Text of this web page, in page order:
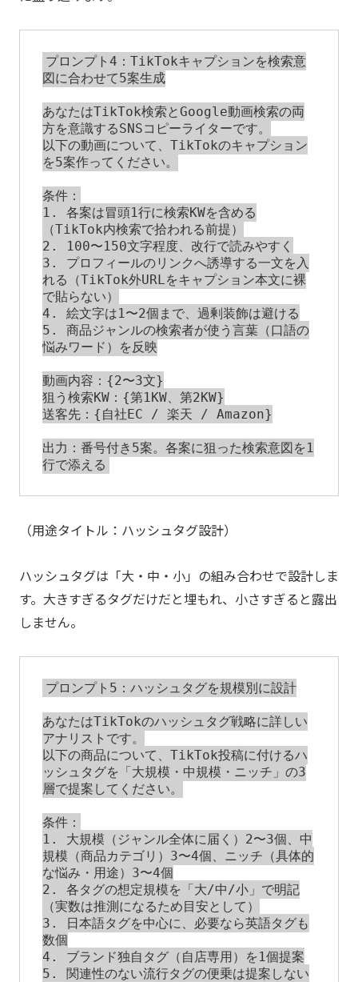
プロンプト4：TikTokキャプションを検索意
図に合わせて5案生成
あなたはTikTok検索とGoogle動画検索の両
方を意識するSNSコピーライターです。
以下の動画について、TikTokのキャプション
を5案作ってください。
条件：
1. 各案は冒頭1行に検索KWを含める
（TikTok内検索で拾われる前提）
2. 100〜150文字程度、改行で読みやすく
3. プロフィールのリンクへ誘導する一文を入
れる（TikTok外URLをキャプション本文に裸
で貼らない）
4. 絵文字は1〜2個まで、過剰装飾は避ける
5. 商品ジャンルの検索者が使う言葉（口語の
悩みワード）を反映
動画内容：{2〜3文}
狙う検索KW：{第1KW、第2KW}
送客先：{自社EC / 楽天 / Amazon}
出力：番号付き5案。各案に狙った検索意図を1
（用途タイトル：ハッシュタグ設計）
ハッシュタグは「大・中・小」の組み合わせで設計しま
す。大きすぎるタグだけだと埋もれ、小さすぎると露出
しません。
プロンプト5：ハッシュタグを規模別に設計
あなたはTikTokのハッシュタグ戦略に詳しい
アナリストです。
以下の商品について、TikTok投稿に付けるハ
ッシュタグを「大規模・中規模・ニッチ」の3
層で提案してください。
条件：
1. 大規模（ジャンル全体に届く）2〜3個、中
規模（商品カテゴリ）3〜4個、ニッチ（具体的
な悩み・用途）3〜4個
2. 各タグの想定規模を「大/中/小」で明記
（実数は推測になるため目安として）
3. 日本語タグを中心に、必要なら英語タグも
数個
4. ブランド独自タグ（自店専用）を1個提案
5. 関連性のない流行タグの便乗は提案しない